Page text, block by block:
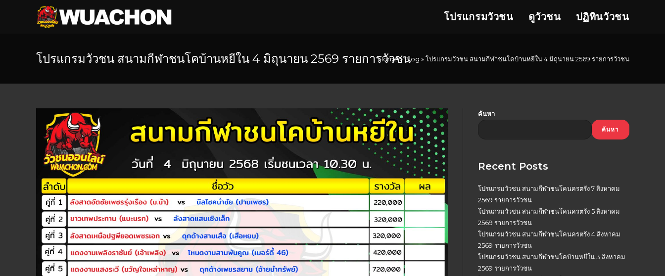
โปรแกรมวัวชน ดูวัวชน ปฏิทินวัวชน
โปรแกรมวัวชน สนามกีฬาชนโคบ้านหยีใน 4 มิถุนายน 2569 รายการวัวชน
Home»Blog »โปรแกรมวัวชน สนามกีฬาชนโคบ้านหยีใน 4 มิถุนายน 2569 รายการวัวชน
ค้นหา
ค้นหา
Recent Posts
โปรแกรมวัวชน สนามกีฬาชนโคนครตรัง 7 สิงหาคม
2569 รายการวัวชน
โปรแกรมวัวชน สนามกีฬาชนโคนครตรัง 5 สิงหาคม
2569 รายการวัวชน
โปรแกรมวัวชน สนามกีฬาชนโคนครตรัง 4 สิงหาคม
2569 รายการวัวชน
โปรแกรมวัวชน สนามกีฬาชนโคบ้านหยีใน 3 สิงหาคม
2569 รายการวัวชน